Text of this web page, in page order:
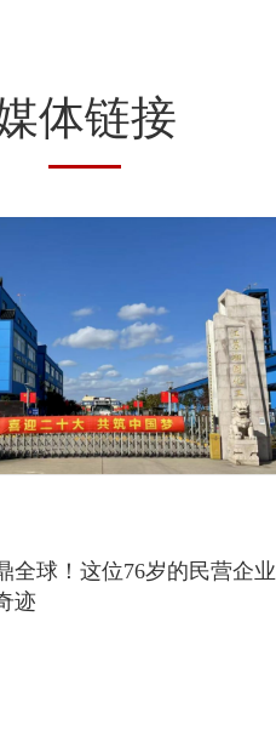
体链接
全球！这位76岁的民营企业
迹